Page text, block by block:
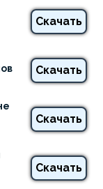
Скачать
Скачать
Скачать
Скачать